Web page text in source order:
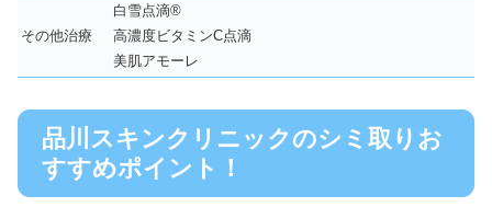
その他治療
白雪点滴®
高濃度ビタミンC点滴
美肌アモーレ
品川スキンクリニックのシミ取りお
すすめポイント！